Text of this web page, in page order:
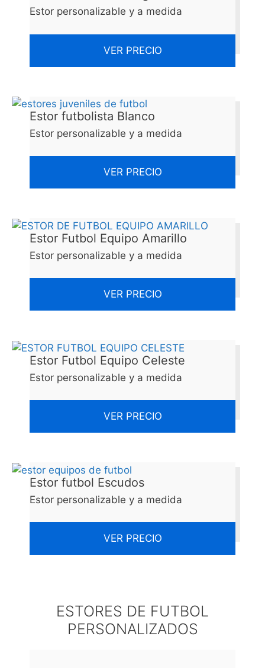
Estor personalizable y a medida
VER PRECIO
Estor futbolista Blanco
Estor personalizable y a medida
VER PRECIO
Estor Futbol Equipo Amarillo
Estor personalizable y a medida
VER PRECIO
Estor Futbol Equipo Celeste
Estor personalizable y a medida
VER PRECIO
Estor futbol Escudos
Estor personalizable y a medida
VER PRECIO
ESTORES DE FUTBOL
PERSONALIZADOS